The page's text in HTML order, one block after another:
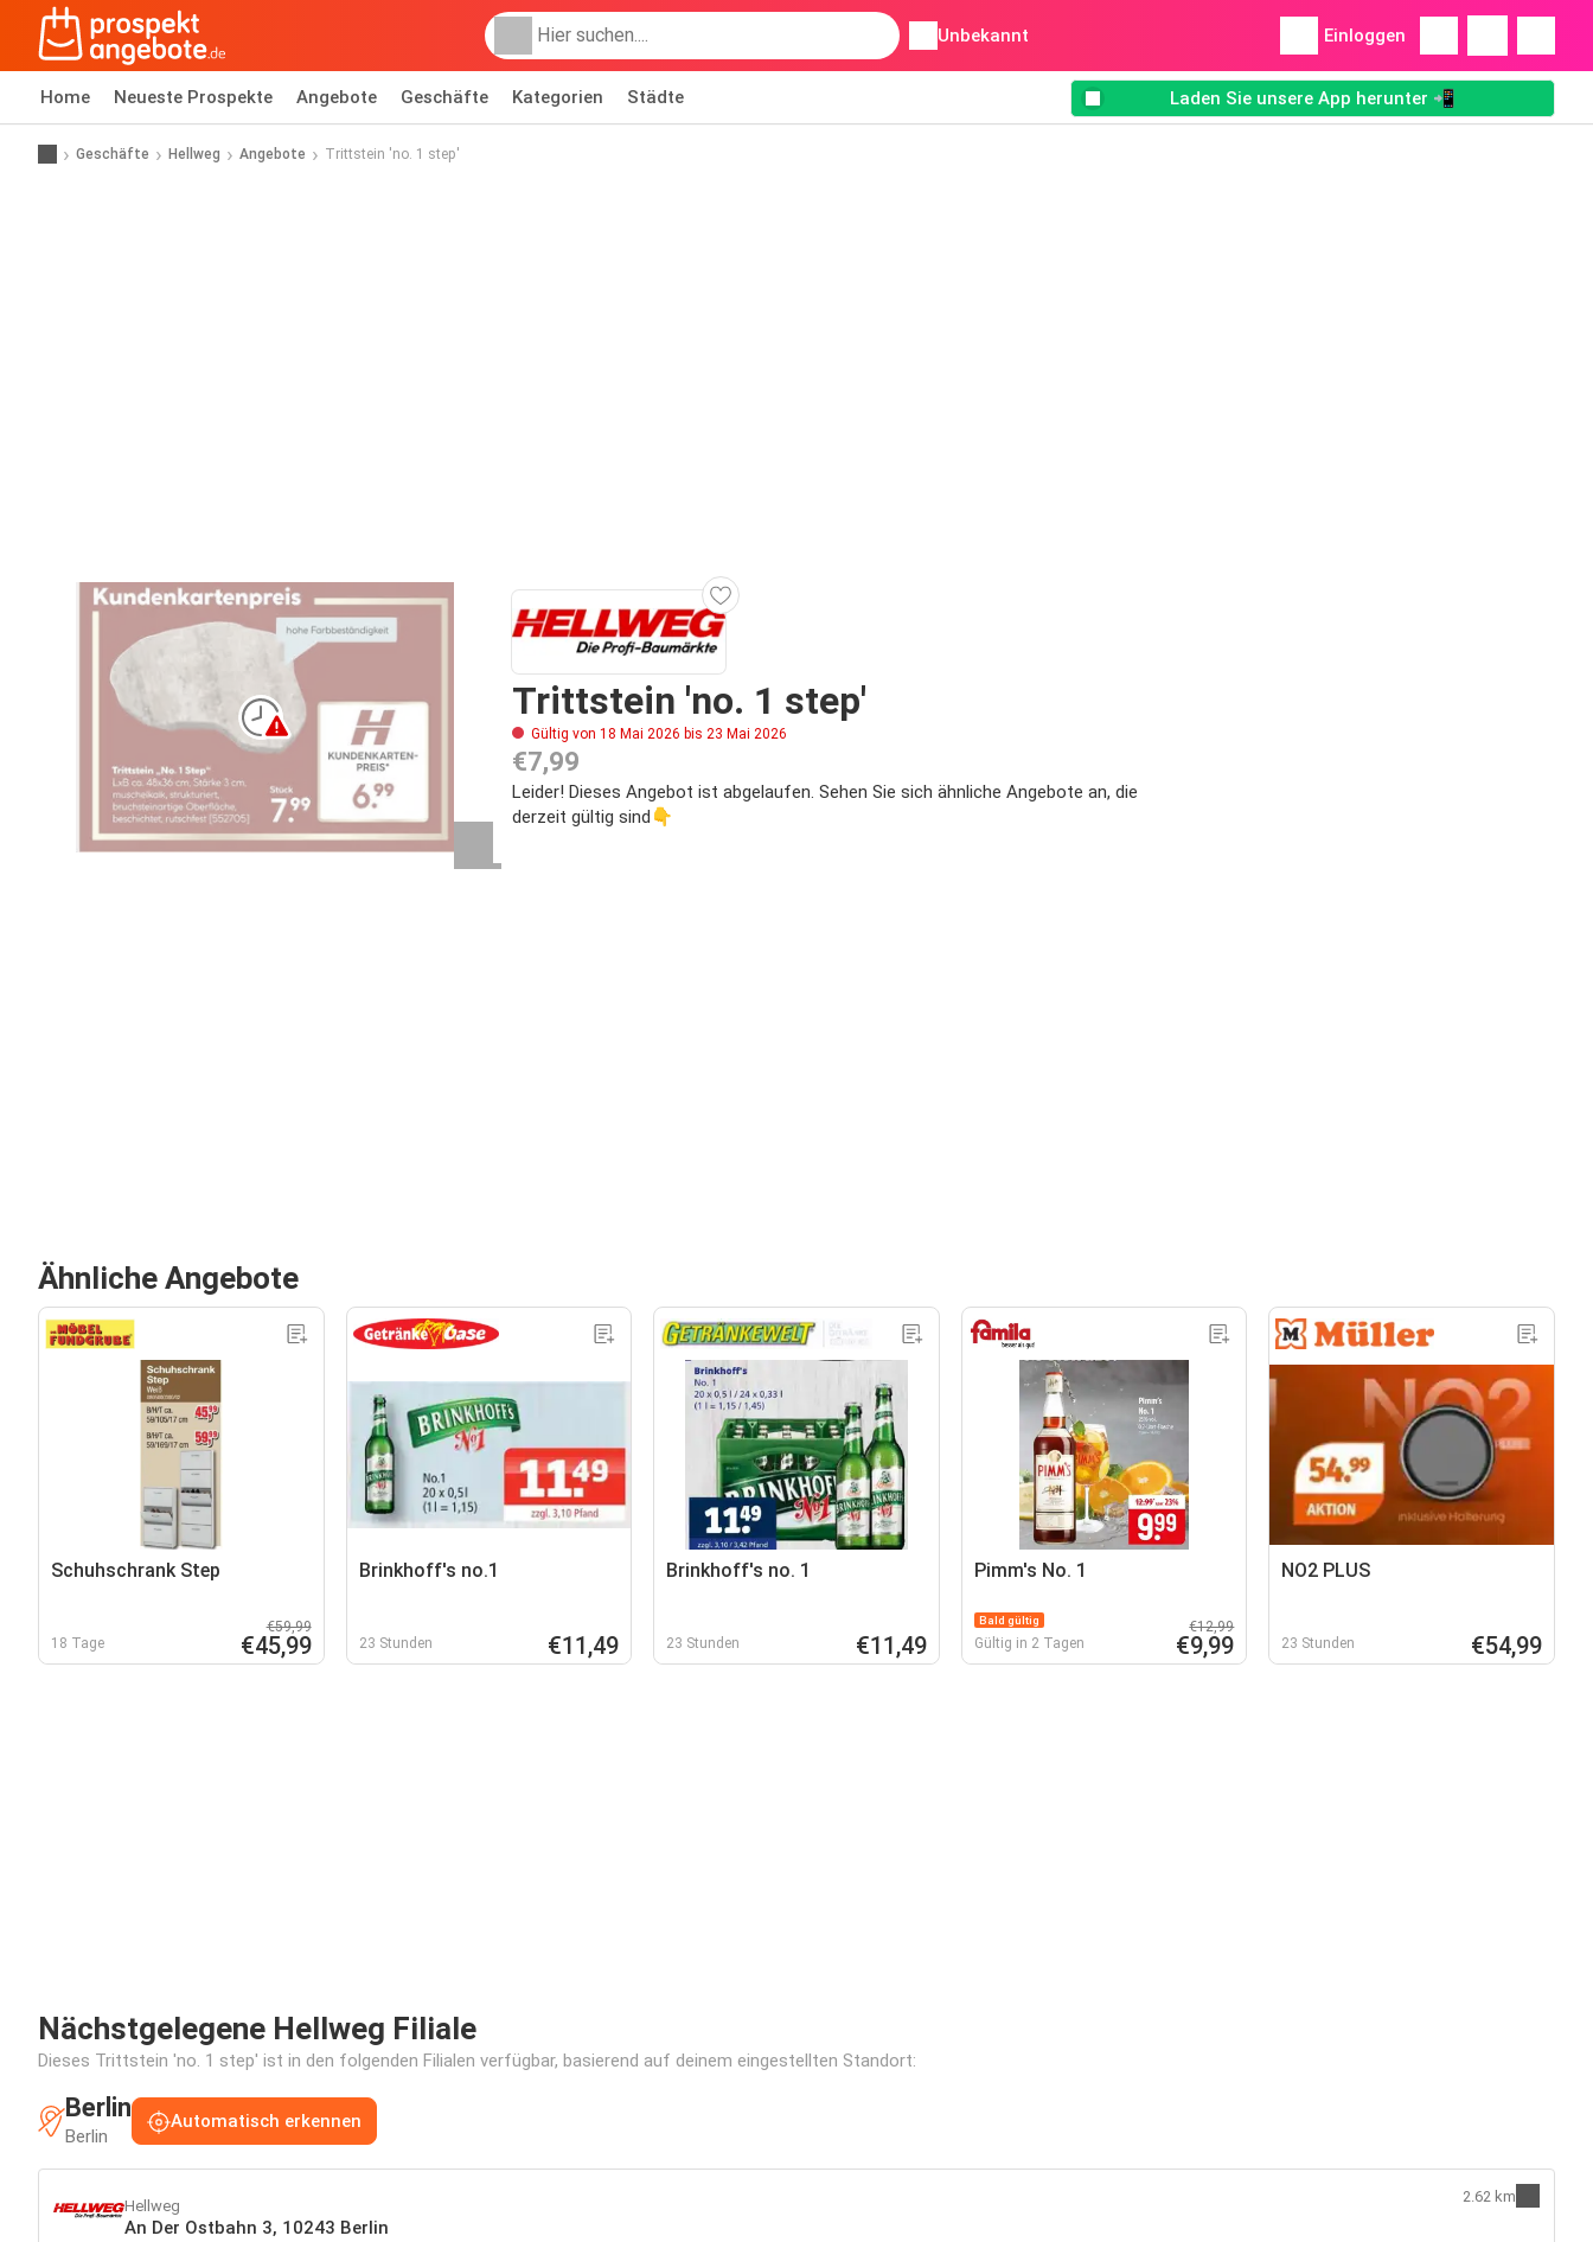
Unbekannt Einloggen
Home Neueste Prospekte Angebote Geschäfte Kategorien Städte Laden Sie unsere App herunter 📲
Geschäfte Hellweg Angebote Trittstein 'no. 1 step'
Trittstein 'no. 1 step'
Gültig von 18 Mai 2026 bis 23 Mai 2026
€7,99
Leider! Dieses Angebot ist abgelaufen. Sehen Sie sich ähnliche Angebote an, die
derzeit gültig sind👇
Ähnliche Angebote
Schuhschrank Step
18 Tage
€59,99
€45,99
Brinkhoff's no.1
23 Stunden €11,49
Brinkhoff's no. 1
23 Stunden €11,49
Pimm's No. 1
Bald gültig
Gültig in 2 Tagen
€12,99
€9,99
NO2 PLUS
23 Stunden €54,99
Nächstgelegene Hellweg Filiale
Dieses Trittstein 'no. 1 step' ist in den folgenden Filialen verfügbar, basierend auf deinem eingestellten Standort:
Berlin
Berlin
Automatisch erkennen
Hellweg
An Der Ostbahn 3, 10243 Berlin
2.62 km